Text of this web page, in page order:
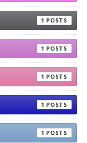
1
1
1
1
1